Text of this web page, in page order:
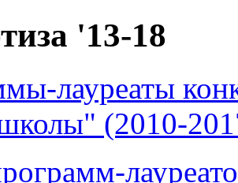
'13-18
лауреаты
(2010-